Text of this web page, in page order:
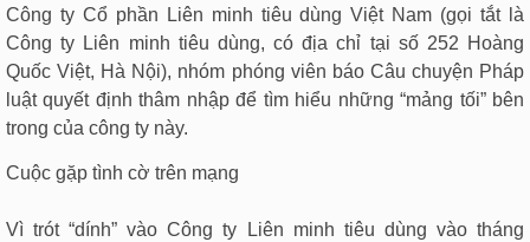
Công ty Cổ phần Liên minh tiêu dùng Việt Nam (gọi tắt là
Công ty Liên minh tiêu dùng, có địa chỉ tại số 252 Hoàng
Quốc Việt, Hà Nội), nhóm phóng viên báo Câu chuyện Pháp
luật quyết định thâm nhập để tìm hiểu những “mảng tối” bên
trong của công ty này.
Cuộc gặp tình cờ trên mạng
Vì trót “dính” vào Công ty Liên minh tiêu dùng vào tháng